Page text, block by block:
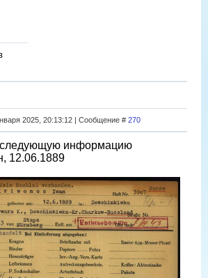
2025, 20:13:12 | Сообщение # 270
следующую информацию
12.06.1889